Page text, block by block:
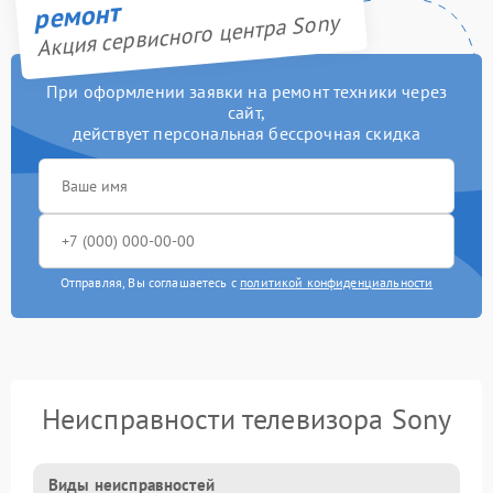
ремонт
Акция сервисного центра Sony
При оформлении заявки на ремонт техники через
сайт,
действует персональная бессрочная скидка
Отправляя, Вы соглашаетесь с политикой конфиденциальности
Неисправности телевизора Sony
Виды неисправностей